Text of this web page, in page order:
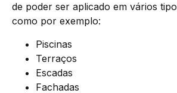
de poder ser aplicado em vários
como por exemplo:
Piscinas
Terraços
Escadas
Fachadas